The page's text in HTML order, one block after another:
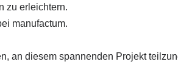
zu erleichtern.
manufactum.
an diesem spannenden Projekt